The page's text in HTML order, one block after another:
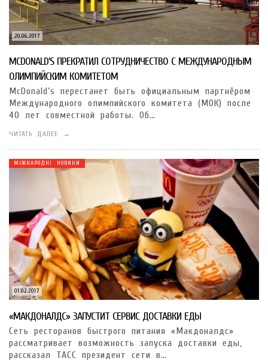
20.06.2017
MCDONALD’S ПРЕКРАТИЛ СОТРУДНИЧЕСТВО С МЕЖДУНАРОДНЫМ
ОЛИМПИЙСКИМ КОМИТЕТОМ
McDonald’s перестанет быть официальным партнёром
Международного олимпийского комитета (МОК) после
40 лет совместной работы. Об…
ЧИТАТЬ ДАЛЕЕ →
01.02.2017
МІЖНАРОДНІ НОВИНИ
«МАКДОНАЛДС» ЗАПУСТИТ СЕРВИС ДОСТАВКИ ЕДЫ
Сеть ресторанов быстрого питания «Макдоналдс»
рассматривает возможность запуска доставки еды,
рассказал ТАСС президент сети в…